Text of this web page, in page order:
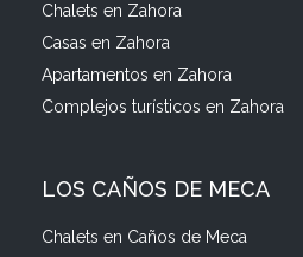
Chalets en Zahora
Casas en Zahora
Apartamentos en Zahora
Complejos turísticos en Zahora
LOS CAÑOS DE MECA
Chalets en Caños de Meca